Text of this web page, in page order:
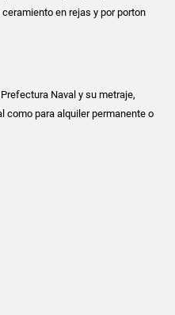
en rejas y por porton
Naval y su metraje,
como para alquiler permanente o